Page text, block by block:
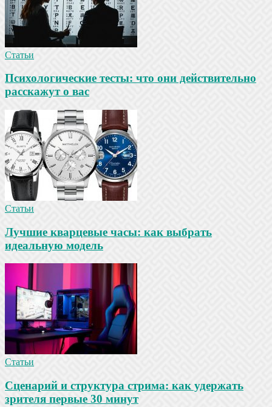
Статьи
Психологические тесты: что они действительно
расскажут о вас
Статьи
Лучшие кварцевые часы: как выбрать
идеальную модель
Статьи
Сценарий и структура стрима: как удержать
зрителя первые 30 минут